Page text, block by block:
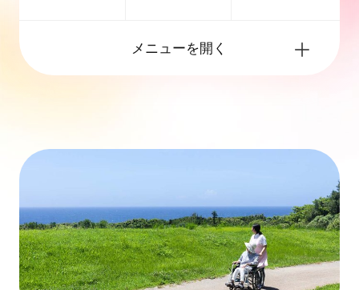
メニューを開く